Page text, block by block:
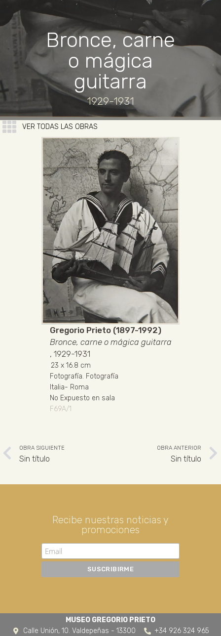
Bronce, carne
o mágica
guitarra
1929-1931
VER TODAS LAS OBRAS
Gregorio Prieto (1897-1992)
Bronce, carne o mágica guitarra
, 1929-1931
23 x 16.8 cm
Fotografía. Fotografía
Italia- Roma
No Expuesto en sala
F69A/1
OBRA SIGUIENTE
Sin título
OBRA ANTERIOR
Sin título
Recibe nuestras noticias y
promociones
MUSEO GREGORIO PRIETO
Calle Unión, 10. Valdepeñas - 13300
+34 926 324 965